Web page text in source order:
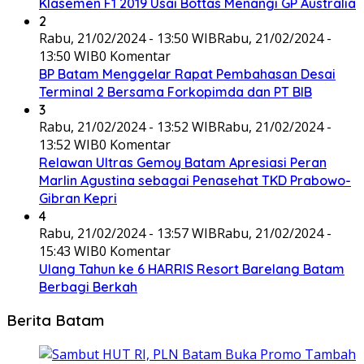
2
Rabu, 21/02/2024 - 13:50 WIBRabu, 21/02/2024 -
13:50 WIB0 Komentar
BP Batam Menggelar Rapat Pembahasan Desai
Terminal 2 Bersama Forkopimda dan PT BIB
3
Rabu, 21/02/2024 - 13:52 WIBRabu, 21/02/2024 -
13:52 WIB0 Komentar
Relawan Ultras Gemoy Batam Apresiasi Peran
Marlin Agustina sebagai Penasehat TKD Prabowo-
Gibran Kepri
4
Rabu, 21/02/2024 - 13:57 WIBRabu, 21/02/2024 -
15:43 WIB0 Komentar
Ulang Tahun ke 6 HARRIS Resort Barelang Batam
Berbagi Berkah
Berita Batam